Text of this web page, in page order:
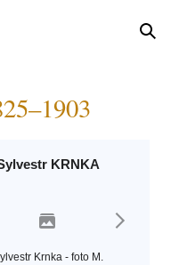
KRNKA
Krnka - foto M.